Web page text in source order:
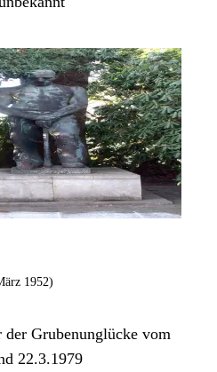
1952)
Grubenunglücke vom
22.3.1979